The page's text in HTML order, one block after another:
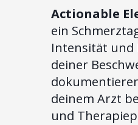
Actionable
ein
Intensität und
deiner
deinem Arzt
und